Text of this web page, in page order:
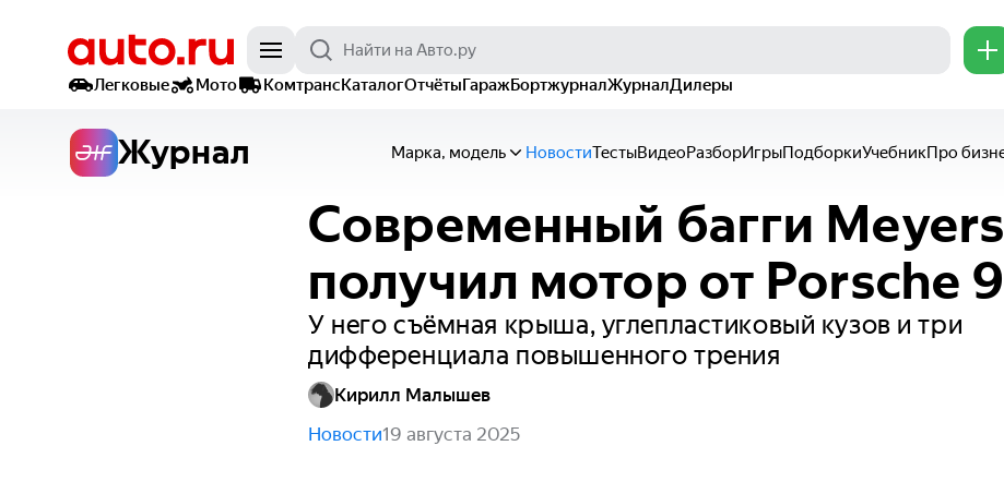
Легковые
Мото КомтрансКаталогОтчётыГаражБортжурналЖурналДилеры
Журнал Марка, модель НовостиТестыВидеоРазборИгрыПодборкиУчебникПро
Современный багги
получил мотор от Porsche
У него съёмная крыша, углепластиковый кузов и три
дифференциала повышенного трения
Кирилл Малышев
Новости19 августа 2025